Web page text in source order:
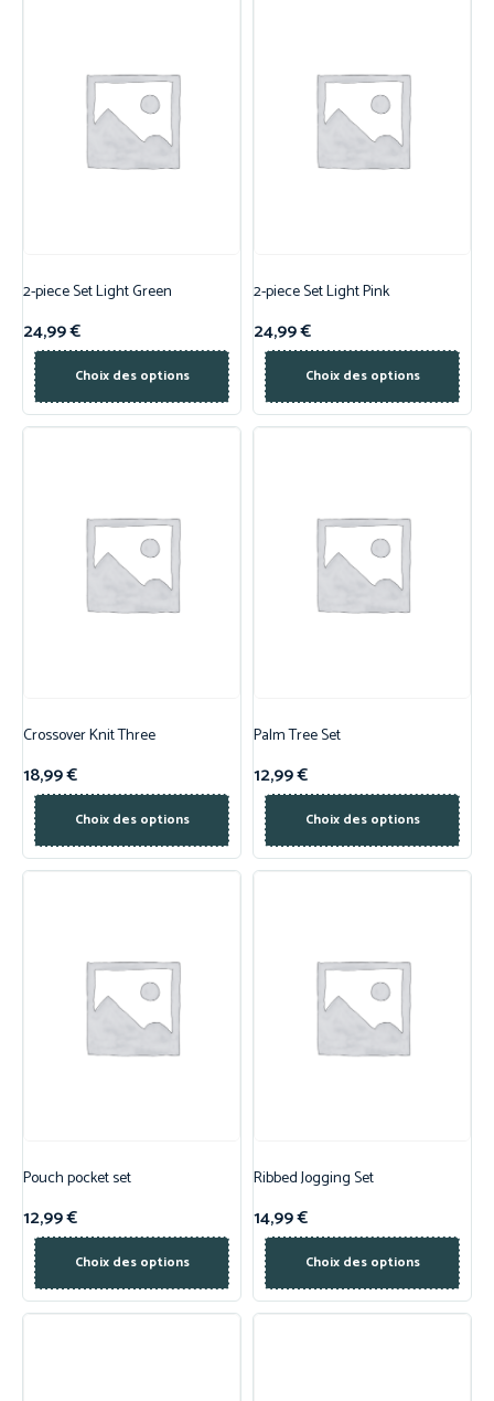
2-piece Set Light Green
24,99€
Choix des options
2-piece Set Light Pink
24,99€
Choix des options
Crossover Knit Three
18,99€
Choix des options
Palm Tree Set
12,99€
Choix des options
Pouch pocket set
12,99€
Choix des options
Ribbed Jogging Set
14,99€
Choix des options